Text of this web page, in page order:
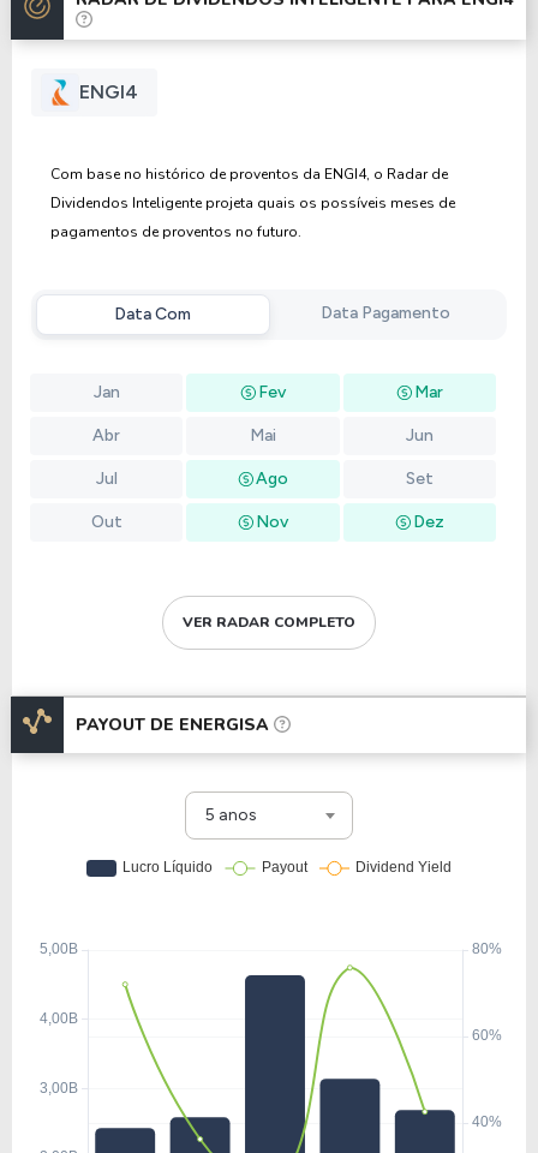
ENGI4
Com base no histórico de proventos da ENGI4, o Radar de
Dividendos Inteligente projeta quais os possíveis meses de
pagamentos de proventos no futuro.
Data Com Data Pagamento
Jan Fev Mar
Abr Mai Jun
Jul Ago Set
Out Nov Dez
VER RADAR COMPLETO
PAYOUT DE ENERGISA
5 anos